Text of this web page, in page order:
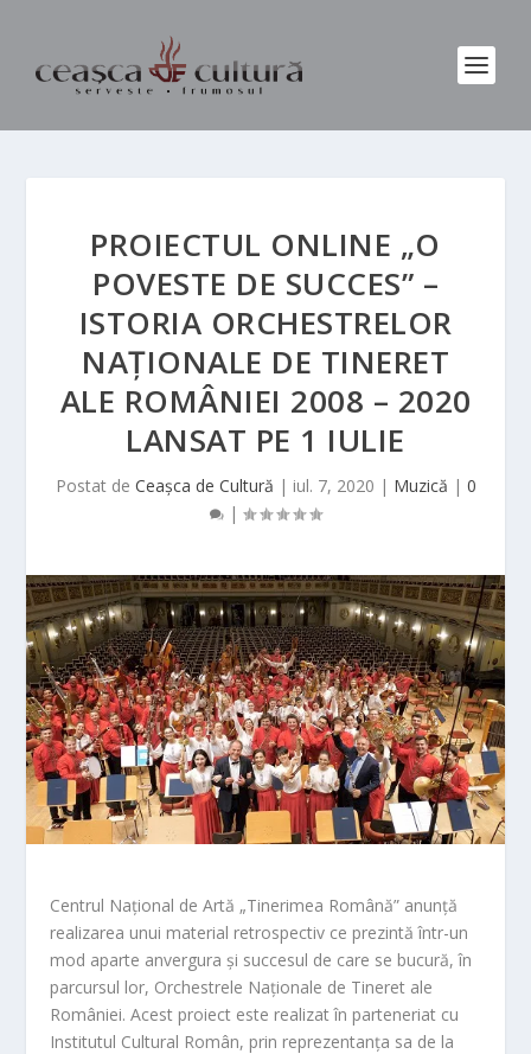
PROIECTUL ONLINE „O
POVESTE DE SUCCES” –
ISTORIA ORCHESTRELOR
NAȚIONALE DE TINERET
ALE ROMÂNIEI 2008 – 2020
LANSAT PE 1 IULIE
Postat de Ceașca de Cultură | iul. 7, 2020 | Muzică | 0
|
Centrul Național de Artă „Tinerimea Română” anunță
realizarea unui material retrospectiv ce prezintă într-un
mod aparte anvergura și succesul de care se bucură, în
parcursul lor, Orchestrele Naționale de Tineret ale
României. Acest proiect este realizat în parteneriat cu
Institutul Cultural Român, prin reprezentanța sa de la